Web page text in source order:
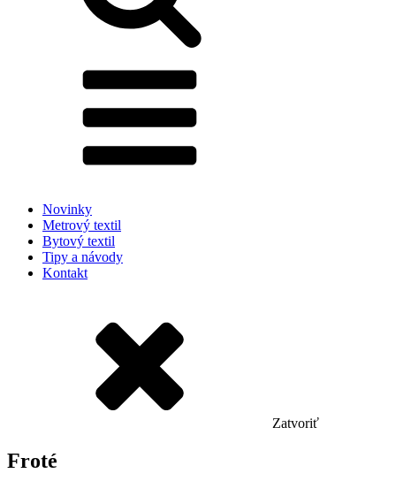
Novinky
Metrový textil
Bytový textil
Tipy a návody
Kontakt
Zatvoriť
Froté